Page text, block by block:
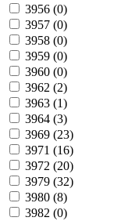
3956 (0)
3957 (0)
3958 (0)
3959 (0)
3960 (0)
3962 (2)
3963 (1)
3964 (3)
3969 (23)
3971 (16)
3972 (20)
3979 (32)
3980 (8)
3982 (0)